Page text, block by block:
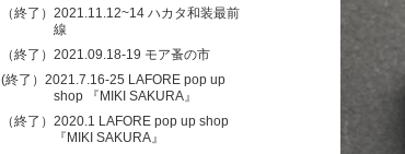
（終了）2021.11.12~14 ハカタ和装最前
線
（終了）2021.09.18-19 モア蚤の市
(終了）2021.7.16-25 LAFORE pop up
shop 『MIKI SAKURA』
（終了）2020.1 LAFORE pop up shop
『MIKI SAKURA』